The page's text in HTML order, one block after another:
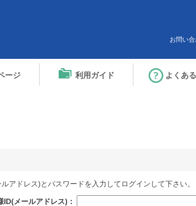
お問い
ージ 利用ガイド よくあ
アドレス)とパスワード を入力してログインして下さい。
ID(メールアドレス)：